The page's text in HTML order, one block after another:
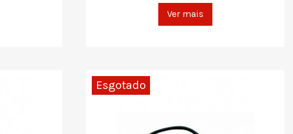
Ver mais
Esgotado